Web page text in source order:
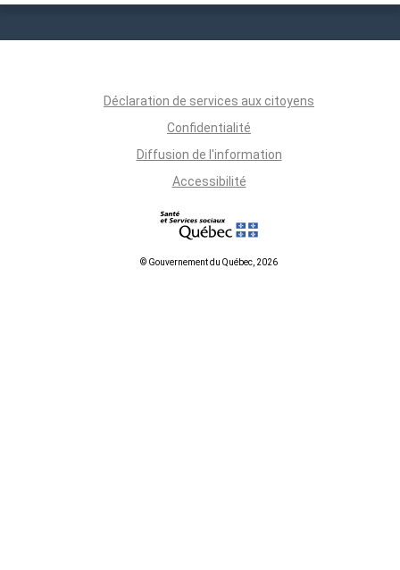
Déclaration de services aux citoyens
Confidentialité
Diffusion de l'information
Accessibilité
© Gouvernement du Québec, 2026